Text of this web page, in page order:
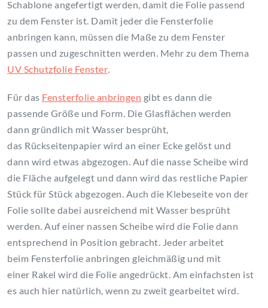
Schablone angefertigt werden, damit die Folie passend
zu dem Fenster ist. Damit jeder die Fensterfolie
anbringen kann, müssen die Maße zu dem Fenster
passen und zugeschnitten werden. Mehr zu dem Thema
UV Schutzfolie Fenster.
Für das Fensterfolie anbringen gibt es dann die
passende Größe und Form. Die Glasflächen werden
dann gründlich mit Wasser besprüht,
das Rückseitenpapier wird an einer Ecke gelöst und
dann wird etwas abgezogen. Auf die nasse Scheibe wird
die Fläche aufgelegt und dann wird das restliche Papier
Stück für Stück abgezogen. Auch die Klebeseite von der
Folie sollte dabei ausreichend mit Wasser besprüht
werden. Auf einer nassen Scheibe wird die Folie dann
entsprechend in Position gebracht. Jeder arbeitet
beim Fensterfolie anbringen gleichmäßig und mit
einer Rakel wird die Folie angedrückt. Am einfachsten ist
es auch hier natürlich, wenn zu zweit gearbeitet wird.